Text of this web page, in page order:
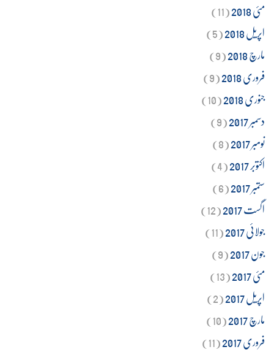
مئی 2018
(11)
اپریل 2018
(5)
مارچ 2018
(9)
فروری 2018
(9)
جنوری 2018
(10)
دسمبر 2017
(9)
نومبر 2017
(8)
اکتوبر 2017
(4)
ستمبر 2017
(6)
اگست 2017
(12)
جولائی 2017
(11)
جون 2017
(9)
مئی 2017
(13)
اپریل 2017
(2)
مارچ 2017
(10)
فروری 2017
(11)